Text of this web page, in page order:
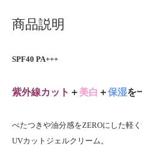
商品説明
SPF40 PA+++
紫外線カット ＋ 美白 ＋保湿を
べたつきや油分感をZEROにした軽
UVカットジェルクリーム。